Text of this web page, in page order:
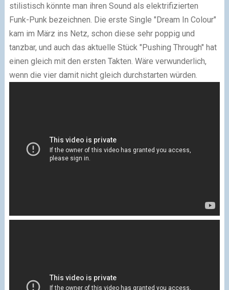
stilistisch könnte man ihren Sound als elektrifizierten
Funk-Punk bezeichnen. Die erste Single "Dream In Colour"
kam im März ins Netz, schon diese sehr poppig und
tanzbar, und auch das aktuelle Stück "Pushing Through" hat
einen gleich mit den ersten Takten. Wäre verwunderlich,
wenn die vier damit nicht gleich durchstarten würden.